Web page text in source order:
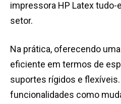
impressora HP Latex
setor.
Na prática, oferecendo
eficiente em termos de
suportes rígidos e
funcionalidades como